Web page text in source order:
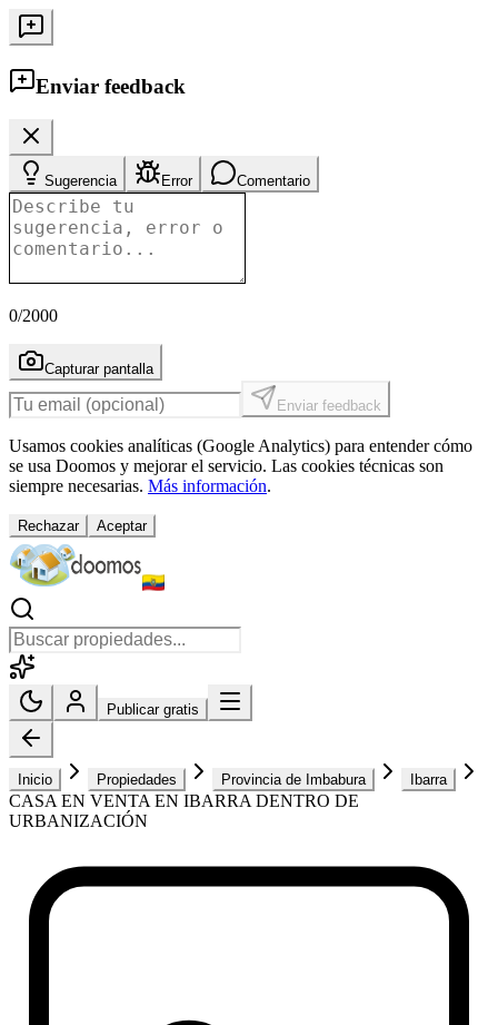
Enviar feedback
Sugerencia Error Comentario
0/2000
Capturar pantalla
Enviar feedback
Usamos cookies analíticas (Google Analytics) para entender cómo
se usa Doomos y mejorar el servicio. Las cookies técnicas son
siempre necesarias. Más información.
Rechazar Aceptar
Publicar gratis
Inicio Propiedades Provincia de Imbabura Ibarra
CASA EN VENTA EN IBARRA DENTRO DE
URBANIZACIÓN